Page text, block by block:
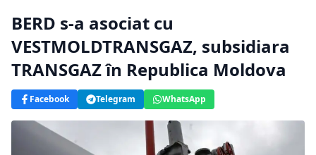
BERD s-a asociat cu
VESTMOLDTRANSGAZ, subsidiara
TRANSGAZ în Republica Moldova
Facebook Telegram WhatsApp